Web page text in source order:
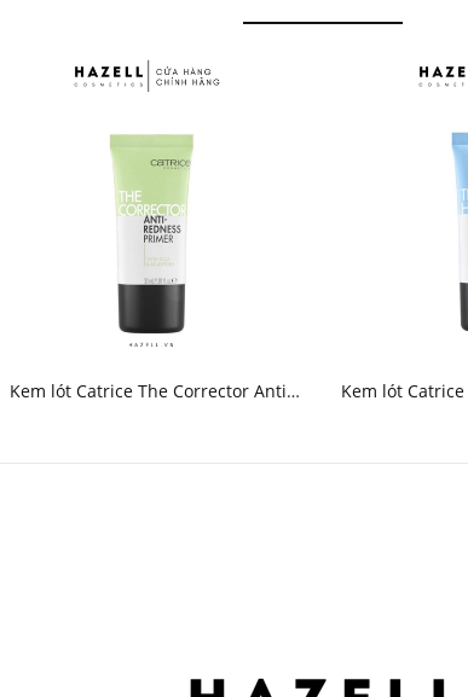
Kem lót Catrice The Corrector Anti-
Kem lót